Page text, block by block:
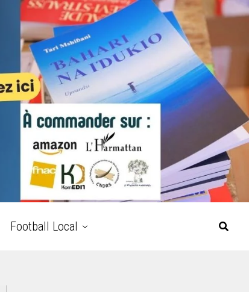
Football Local